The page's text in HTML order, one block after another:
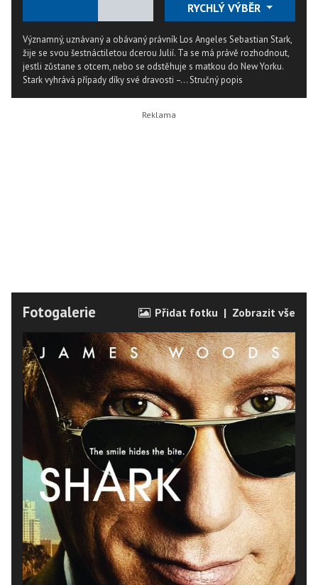
RYCHLÝ VÝBĚR
Významný, uznávaný a obávaný právník Los Angeles Sebastian Stark,
žije se svou šestnáctiletou dcerou Julií. Ta se má právě rozhodnout,
jestli zůstane s otcem, nebo se odstěhuje s matkou do New Yorku.
Stark vyhrává případy díky své dravosti –...Stručný popis
Fotogalerie Přidat fotku | Zobrazit vše